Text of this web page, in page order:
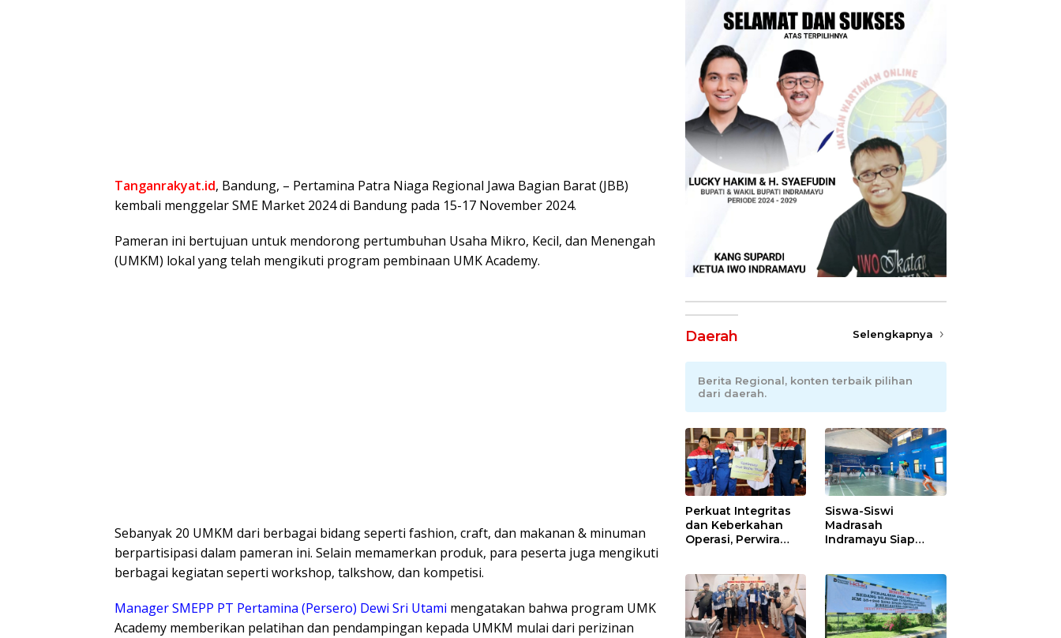
Tanganrakyat.id, Bandung, – Pertamina Patra Niaga Regional Jawa Bagian Barat (JBB)
kembali menggelar SME Market 2024 di Bandung pada 15-17 November 2024.
Pameran ini bertujuan untuk mendorong pertumbuhan Usaha Mikro, Kecil, dan Menengah
(UMKM) lokal yang telah mengikuti program pembinaan UMK Academy.
Sebanyak 20 UMKM dari berbagai bidang seperti fashion, craft, dan makanan & minuman
berpartisipasi dalam pameran ini. Selain memamerkan produk, para peserta juga mengikuti
berbagai kegiatan seperti workshop, talkshow, dan kompetisi.
Manager SMEPP PT Pertamina (Persero) Dewi Sri Utami mengatakan bahwa program UMK
Academy memberikan pelatihan dan pendampingan kepada UMKM mulai dari perizinan
Daerah Selengkapnya
Berita Regional, konten terbaik pilihan
dari daerah.
Perkuat Integritas
dan Keberkahan
Operasi, Perwira
Siswa-Siswi
Madrasah
Indramayu Siap
Provinsi 2026